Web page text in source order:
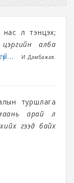
үл тэнцэх;
алба
И.Дамбажав.
туршлага
арай л
гээд байх